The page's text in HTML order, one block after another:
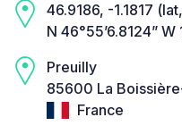
46.9186, -1.1817
N 46°55’6.8124” W
Preuilly
85600 La
France